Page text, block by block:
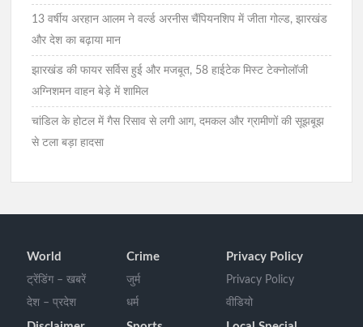
13 वर्षीय अरहान आलम ने वर्ल्ड अरनीस चैंपियनशिप में जीता गोल्ड, झारखंड
और देश का बढ़ाया मान
झारखंड की फायर सर्विस हुई और मजबूत, 58 हाईटेक मिस्ट टेक्नोलॉजी
अग्निशमन वाहन बेड़े में शामिल
चांडिल के होटल में गैस रिसाव से लगी आग, दमकल और ग्रामीणों की सूझबूझ
से टला बड़ा हादसा
World
ट्रेंडिंग – खबरें
देश – प्रदेश
Crime
जुर्म
धर्म
Privacy Policy
Privacy Policy
वीडियो